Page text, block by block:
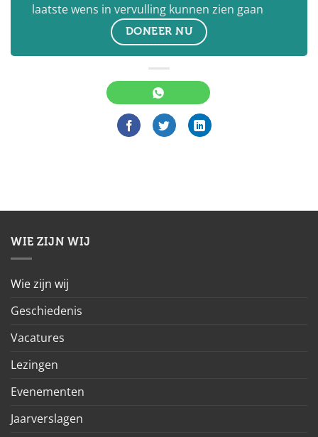
laatste wens in vervulling kunnen zien gaan
DONEER NU
WIE ZIJN WIJ
Wie zijn wij
Geschiedenis
Vacatures
Lezingen
Evenementen
Jaarverslagen